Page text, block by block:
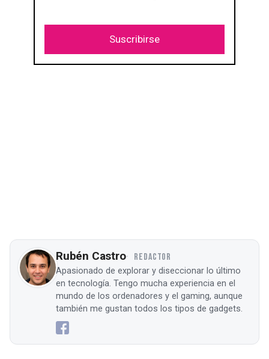
Suscribirse
Rubén Castro REDACTOR
Apasionado de explorar y diseccionar lo último
en tecnología. Tengo mucha experiencia en el
mundo de los ordenadores y el gaming, aunque
también me gustan todos los tipos de gadgets.